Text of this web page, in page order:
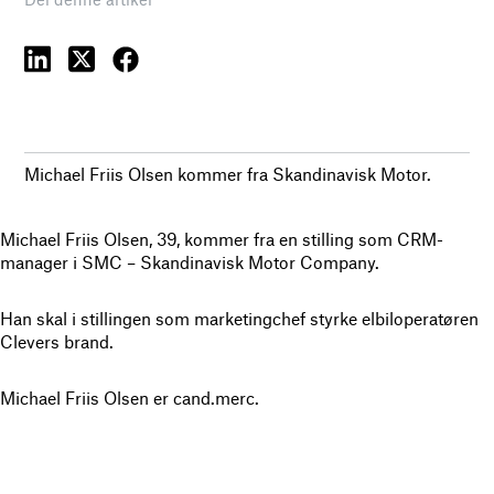
Michael Friis Olsen kommer fra Skandinavisk Motor.
Michael Friis Olsen, 39, kommer fra en stilling som CRM-
manager i SMC – Skandinavisk Motor Company.
Han skal i stillingen som marketingchef styrke elbiloperatøren
Clevers brand.
Michael Friis Olsen er cand.merc.